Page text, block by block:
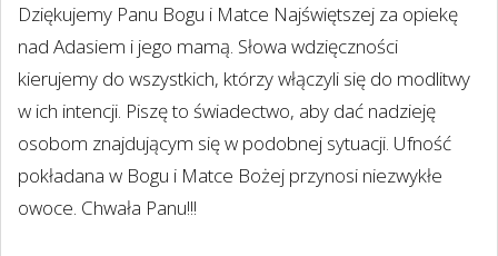
Dziękujemy Panu Bogu i Matce Najświętszej za opiekę
nad Adasiem i jego mamą. Słowa wdzięczności
kierujemy do wszystkich, którzy włączyli się do modlitwy
w ich intencji. Piszę to świadectwo, aby dać nadzieję
osobom znajdującym się w podobnej sytuacji. Ufność
pokładana w Bogu i Matce Bożej przynosi niezwykłe
owoce. Chwała Panu!!!